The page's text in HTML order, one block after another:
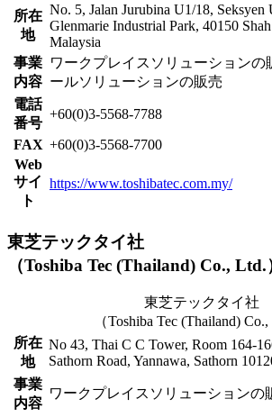
所在
地
No. 5, Jalan Jurubina U1/18, Seksyen
Glenmarie Industrial Park, 40150
Malaysia
事業
内容
ワークプレイスソリューションの
ールソリューションの販売
電話
番号
+60(0)3-5568-7788
FAX +60(0)3-5568-7700
Web
サイ
ト
https://www.toshibatec.com.my/
東芝テックタイ社
（Toshiba Tec (Thailand) Co., Ltd.
東芝テックタイ社
（Toshiba Tec (Thailand) Co.,
所在
地
No 43, Thai C C Tower, Room 164-
Sathorn Road, Yannawa, Sathorn
事業
内容
ワークプレイスソリューションの